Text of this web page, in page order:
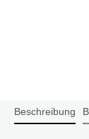
Beschreibung